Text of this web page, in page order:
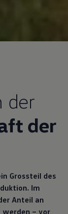
der
der
Grossteil des
Im
Anteil an
– vor